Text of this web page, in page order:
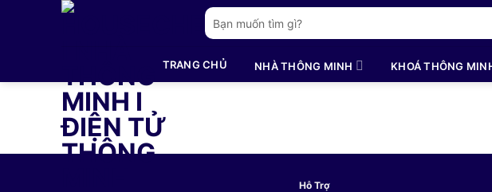
Tìm
kiếm:
TRANG CHỦ NHÀ THÔNG MINH KHOÁ THÔNG
Hỗ Trợ